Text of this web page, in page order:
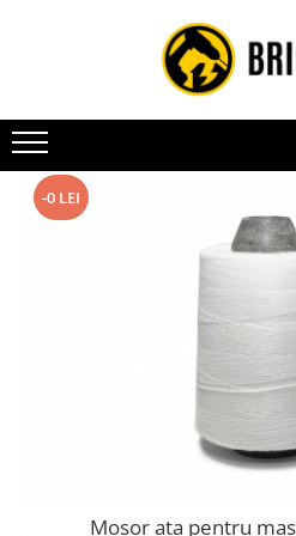
Toate Produsele
Vehicule electrice
Atv
Cu permis
Piese de schimb vehicule electrice
Tricicluri cargo fara permis
Trotinete electrice
-0 LEI
Mosor ata pentru